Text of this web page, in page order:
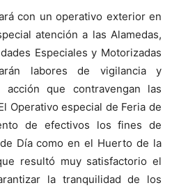
con un operativo exterior en
atención a las Alamedas,
Especiales y Motorizadas
labores de vigilancia y
acción que contravengan las
Operativo especial de Feria de
de efectivos los fines de
Día como en el Huerto de la
resultó muy satisfactorio el
la tranquilidad de los